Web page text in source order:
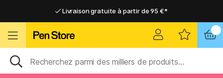
Livraison gratuite à partir de 95 €*
Livraison domicile ou point relais
Livraison gratuite à partir de 95 €*
Livraison domicile ou point relais